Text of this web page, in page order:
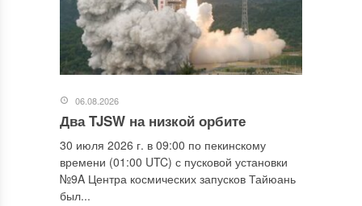
06.08.2026
Два TJSW на низкой орбите
30 июля 2026 г. в 09:00 по пекинскому
времени (01:00 UTC) с пусковой установки
№9A Центра космических запусков Тайюань
был...